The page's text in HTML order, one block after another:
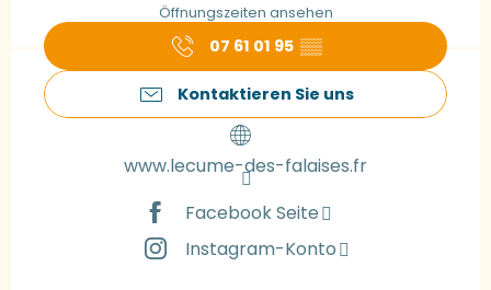
Öffnungszeiten ansehen
07 61 01 95 ▒▒
Kontaktieren Sie uns
www.lecume-des-falaises.fr
Facebook Seite
Instagram-Konto